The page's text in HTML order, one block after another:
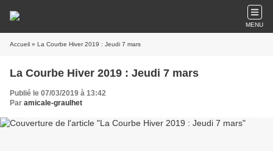
MENU
Accueil » La Courbe Hiver 2019 : Jeudi 7 mars
La Courbe Hiver 2019 : Jeudi 7 mars
Publié le 07/03/2019 à 13:42
Par amicale-graulhet